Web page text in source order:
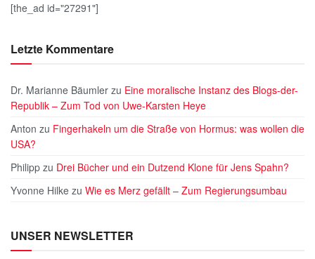
[the_ad id="27291"]
Letzte Kommentare
Dr. Marianne Bäumler zu Eine moralische Instanz des Blogs-der-
Republik – Zum Tod von Uwe-Karsten Heye
Anton zu Fingerhakeln um die Straße von Hormus: was wollen die
USA?
Philipp zu Drei Bücher und ein Dutzend Klone für Jens Spahn?
Yvonne Hilke zu Wie es Merz gefällt – Zum Regierungsumbau
UNSER NEWSLETTER